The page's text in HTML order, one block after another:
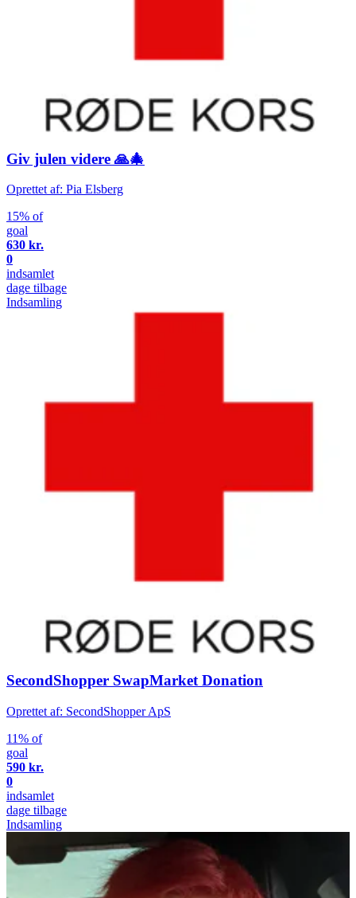
Giv julen videre 🙏🎄
Oprettet af: Pia Elsberg
15% of
goal
630 kr.
0
indsamlet
dage tilbage
Indsamling
SecondShopper SwapMarket Donation
Oprettet af: SecondShopper ApS
11% of
goal
590 kr.
0
indsamlet
dage tilbage
Indsamling